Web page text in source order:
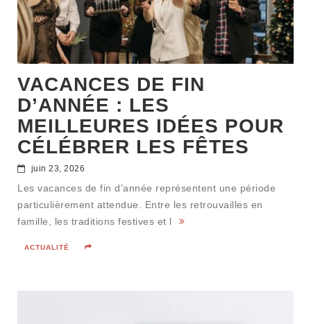
VACANCES DE FIN
D’ANNÉE : LES
MEILLEURES IDÉES POUR
CÉLÉBRER LES FÊTES
juin 23, 2026
Les vacances de fin d’année représentent une période
particulièrement attendue. Entre les retrouvailles en
famille, les traditions festives et l
ACTUALITÉ